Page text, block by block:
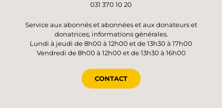
031 370 10 20
Service aux abonnés et abonnées et aux donateurs et
donatrices; informations générales.
Lundi à jeudi de 8h00 à 12h00 et de 13h30 à 17h00
Vendredi de 8h00 à 12h00 et de 13h30 à 16h00
CONTACT